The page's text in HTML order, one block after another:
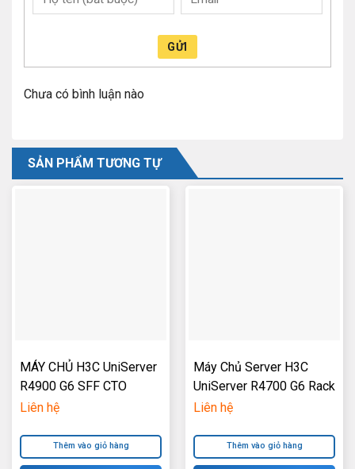
GỬI
Chưa có bình luận nào
SẢN PHẨM TƯƠNG TỰ
MÁY CHỦ H3C UniServer
R4900 G6 SFF CTO
Liên hệ
Thêm vào giỏ hàng
Máy Chủ Server H3C
UniServer R4700 G6 Rack
1U 4LFF
Liên hệ
Thêm vào giỏ hàng